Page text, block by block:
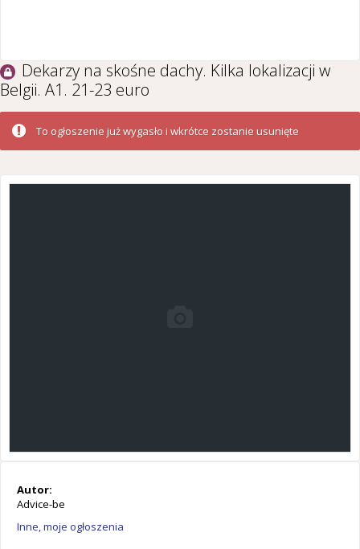
Dekarzy na skośne dachy. Kilka lokalizacji w
Belgii. A1. 21-23 euro
To ogłoszenie już wygasło i wkrótce zostanie usunięte
Autor:
Advice-be
Inne, moje ogłoszenia